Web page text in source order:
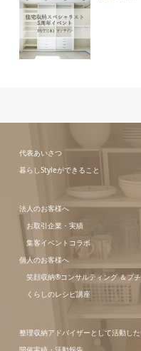
代表あいさつ
暮らしStyleができること
法人のお客様へ
お取引企業・実績
集客イベントコラボ
個人のお客様へ
笑顔収納®コンサルティング ＆プ
くらしのレシピ講座
整理収納アドバイザーとして活動し